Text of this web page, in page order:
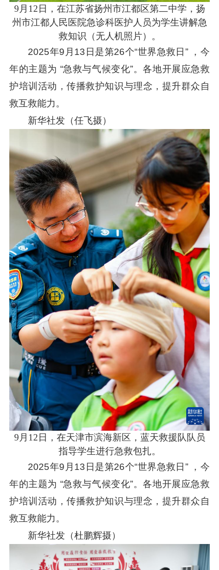
9月12日，在江苏省扬州市江都区第二中学，扬
州市江都人民医院急诊科医护人员为学生讲解急
救知识（无人机照片）。
2025年9月13日是第26个“世界急救日” ，今
年的主题为 “急救与气候变化”。各地开展应急救
护培训活动，传播救护知识与理念，提升群众自
救互救能力。
新华社发（任飞摄）
9月12日，在天津市滨海新区，蓝天救援队队员
指导学生进行急救包扎。
2025年9月13日是第26个“世界急救日” ，今
年的主题为 “急救与气候变化”。各地开展应急救
护培训活动，传播救护知识与理念，提升群众自
救互救能力。
新华社发（杜鹏辉摄）